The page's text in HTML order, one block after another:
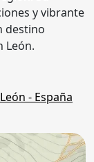
y vibrante
destino
León.
León - España